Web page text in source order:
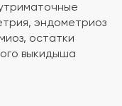
эндометриоз
остатки
выкидыша